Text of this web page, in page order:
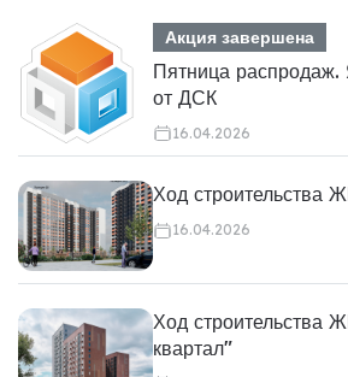
Акция завершена
Пятница распродаж.
от ДСК
16.04.2026
Ход строительства
16.04.2026
Ход строительства
квартал"